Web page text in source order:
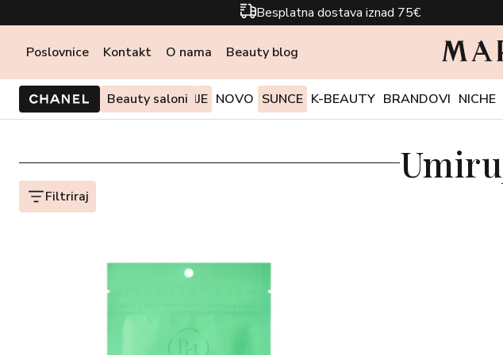
Besplatna dostava iznad 75€
Poslovnice Kontakt O nama Beauty blog
Beauty saloni
PONUDE I AKCIJE NOVO SUNCE K-BEAUTY BRANDOVI NICHE
Filtriraj